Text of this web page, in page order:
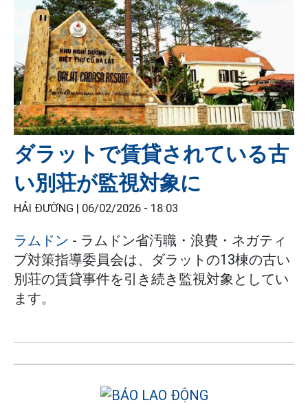
ダラットで賃貸されている古
い別荘が監視対象に
HẢI ĐƯỜNG | 06/02/2026 - 18:03
ラムドン - ラムドン省汚職・浪費・ネガティ
ブ対策指導委員会は、ダラットの13棟の古い
別荘の賃貸事件を引き続き監視対象としてい
ます。